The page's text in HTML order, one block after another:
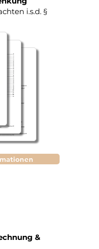
i.s.d. §
&